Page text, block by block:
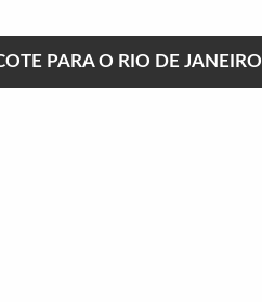
PARA O RIO DE JANEIRO